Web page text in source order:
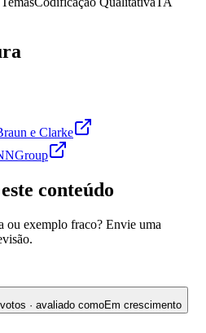
e Clarke
conteúdo
ou exemplo fraco? Envie uma
· avaliado comoEm crescimento